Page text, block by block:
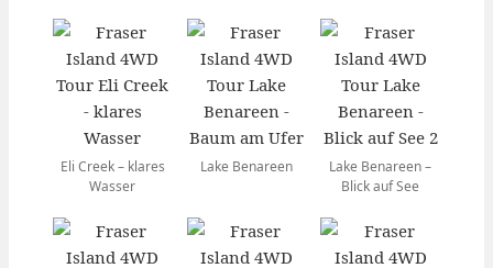
Eli Creek – klares
Wasser
Lake Benareen
Lake Benareen –
Blick auf See